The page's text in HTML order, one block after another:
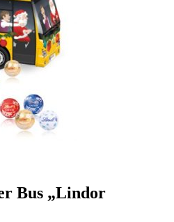
Bus „Lindor